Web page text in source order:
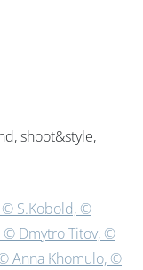
shoot&style,
S.Kobold, ©
© Dmytro Titov, ©
Anna Khomulo, ©